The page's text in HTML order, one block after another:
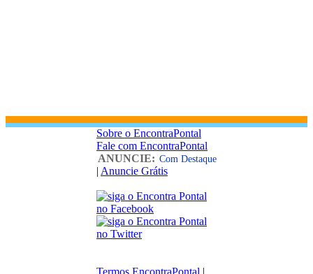
Sobre o EncontraPontal
Fale com EncontraPontal
ANUNCIE: Com Destaque
| Anuncie Grátis
Termos EncontraPontal |